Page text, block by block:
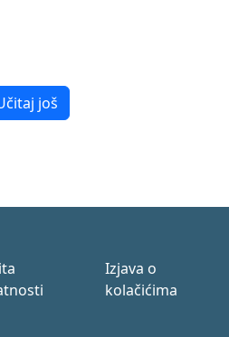
još
Izjava o
kolačićima